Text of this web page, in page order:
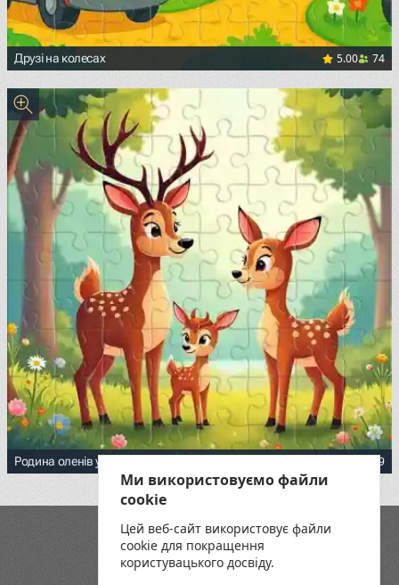
Друзі на колесах 5.00 74
Родина оленів у ранковому лісі 39
Блог
Playground
Умови та положення
Ми використовуємо файли
cookie
Цей веб-сайт використовує файли
cookie для покращення
користувацького досвіду.